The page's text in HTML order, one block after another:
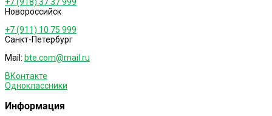
Новороссийск
+7 (911) 10 75 999
Санкт-Петербург
Mail: bte.com@mail.ru
ВКонтакте
Одноклассники
Информация